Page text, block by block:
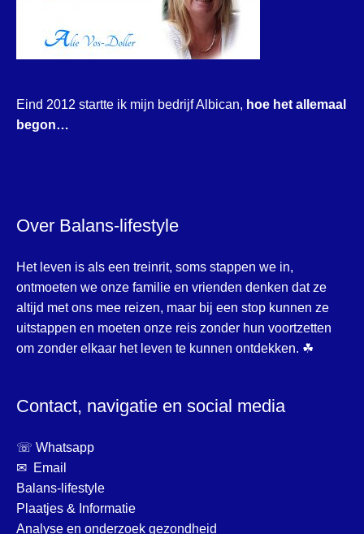
Eind 2012 startte ik mijn bedrijf Albican, hoe het allemaal
begon…
Over Balans-lifestyle
Het leven is als een treinrit, soms stappen we in,
ontmoeten we onze familie en vrienden denken dat ze
altijd met ons mee reizen, maar bij een stop kunnen ze
uitstappen en moeten onze reis zonder hun voortzetten
om zonder elkaar het leven te kunnen ontdekken. ☘
Contact, navigatie en social media
☏ Whatsapp
✉ Email
Balans-lifestyle
Plaatjes & Informatie
Analyse en onderzoek gezondheid